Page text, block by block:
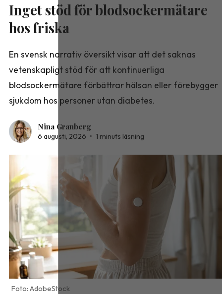
Inget stöd för blodsockermätare
hos friska
En svensk narrativ översikt visar att det saknas
vetenskapligt stöd för att kontinuerliga
blodsockermätare förbättrar hälsan eller förebygger
sjukdom hos personer utan diabetes.
Nina Granberg
6 augusti, 2026 • 1 minuts läsning
AdobeStock